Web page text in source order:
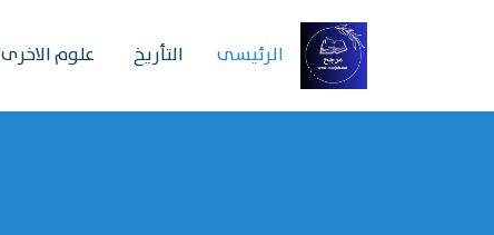
الرئیسی التأريخ علوم الاخرى